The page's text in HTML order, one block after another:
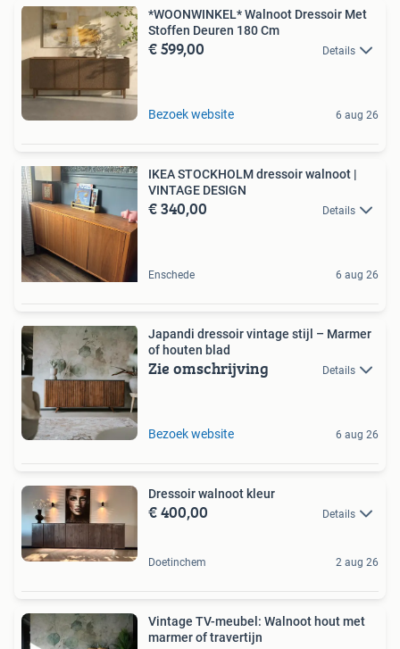
*WOONWINKEL* Walnoot Dressoir Met
Stoffen Deuren 180 Cm
€ 599,00 Details
Bezoek website 6 aug 26
IKEA STOCKHOLM dressoir walnoot |
VINTAGE DESIGN
€ 340,00 Details
Enschede 6 aug 26
Japandi dressoir vintage stijl – Marmer
of houten blad
Zie omschrijving Details
Bezoek website 6 aug 26
Dressoir walnoot kleur
€ 400,00 Details
Doetinchem 2 aug 26
Vintage TV-meubel: Walnoot hout met
marmer of travertijn